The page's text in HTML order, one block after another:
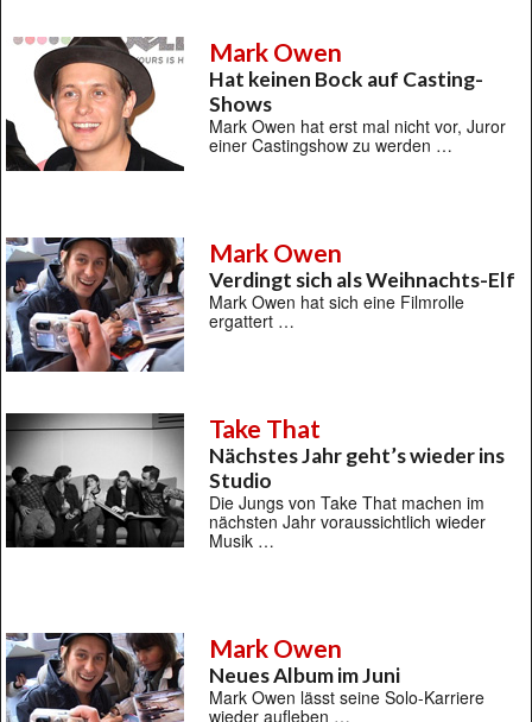
Mark Owen
Hat keinen Bock auf Casting-
Shows
Mark Owen hat erst mal nicht vor, Juror
einer Castingshow zu werden …
Mark Owen
Verdingt sich als Weihnachts-Elf
Mark Owen hat sich eine Filmrolle
ergattert …
Take That
Nächstes Jahr geht’s wieder ins
Studio
Die Jungs von Take That machen im
nächsten Jahr voraussichtlich wieder
Musik …
Mark Owen
Neues Album im Juni
Mark Owen lässt seine Solo-Karriere
wieder aufleben …